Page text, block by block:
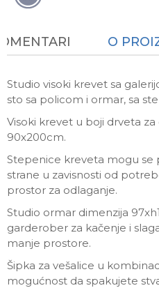
O
Studio visoki krevet sa
sto sa policom i ormar, sa
Visoki krevet u boji drveta
90x200cm.
Stepenice kreveta mogu se
strane u zavisnosti od
prostor za odlaganje.
Studio ormar dimenzija
garderober za kačenje i
manje prostore.
Šipka za vešalice u
mogućnost da spakujete